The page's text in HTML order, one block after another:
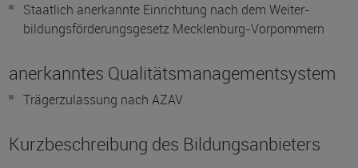
Staatlich anerkannte Einrichtung nach dem Weiter­
bildungs­förderungs­gesetz Mecklenburg-Vorpommern
anerkanntes Qualitätsmanagementsystem
Trägerzulassung nach AZAV
Kurzbeschreibung des Bildungsanbieters